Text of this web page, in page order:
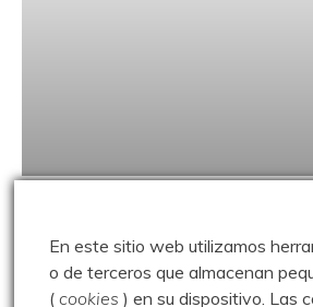
En este sitio web utilizamos
o de terceros que almacenan
(cookies ) en su dispositivo. Las